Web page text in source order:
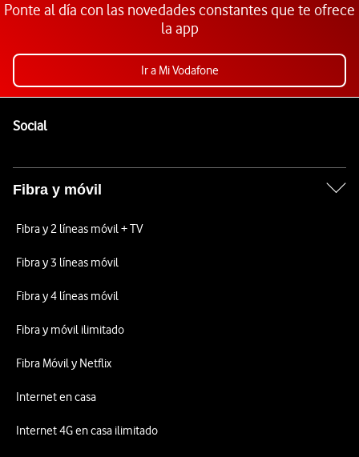
Ponte al día con las novedades constantes que te ofrece
la app
Ir a Mi Vodafone
SocialEnlaces a las redes sociales de Vodafone
Fibra y móvil
Fibra y 2 líneas móvil + TV
Fibra y 3 líneas móvil
Fibra y 4 líneas móvil
Fibra y móvil ilimitado
Fibra Móvil y Netflix
Internet en casa
Internet 4G en casa ilimitado